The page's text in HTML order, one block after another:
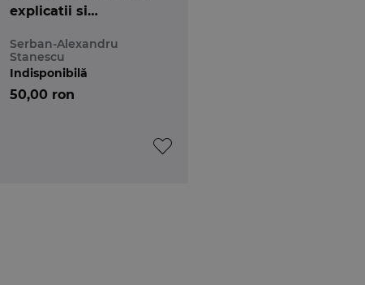
explicatii si
Actualizat la 26
februarie 2015
Serban-Alexandru
Stanescu
50,00 ron
Indisponibilă